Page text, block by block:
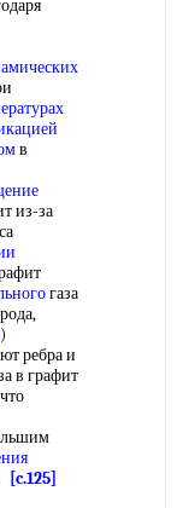
в
из-за
газа
)
ребра и
в графит
[c.125]